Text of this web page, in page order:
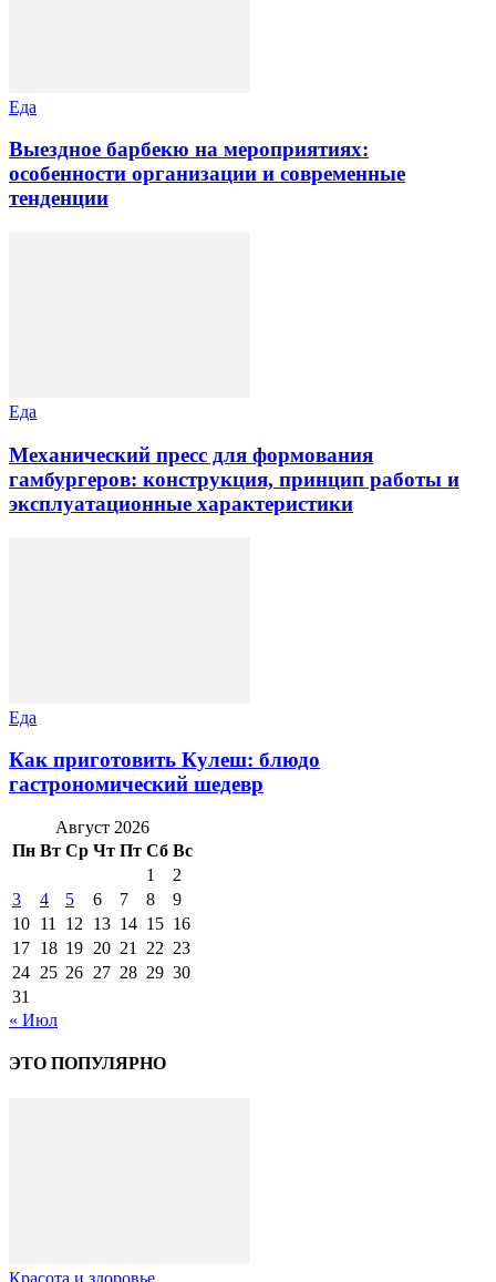
Еда
Выездное барбекю на мероприятиях:
особенности организации и современные
тенденции
Еда
Механический пресс для формования
гамбургеров: конструкция, принцип работы и
эксплуатационные характеристики
Еда
Как приготовить Кулеш: блюдо
гастрономический шедевр
Август 2026
Пн Вт Ср Чт Пт Сб Вс
1
2
3
4 5 6 7 8
9
10 11 12 13 14 15 16
17 18 19 20 21 22 23
24 25 26 27 28 29 30
31
« Июл
ЭТО ПОПУЛЯРНО
Красота и здоровье